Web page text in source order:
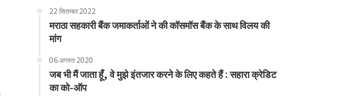
22 सितम्बर 2022
मराठा सहकारी बैंक जमाकर्ताओं ने की कॉसमॉस बैंक के साथ विलय की
मांग
06 अगस्त 2020
जब भी मैं जाता हूँ, वे मुझे इंतजार करने के लिए कहते हैं : सहारा क्रेडिट
का को-ऑप